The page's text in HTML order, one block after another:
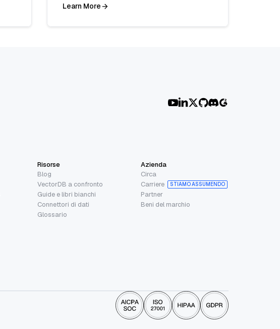
Learn More
Risorse
Blog
VectorDB a confronto
Guide e libri bianchi
Connettori di dati
Glossario
Azienda
Circa
Carriere
STIAMO ASSUMENDO
Partner
Beni del marchio